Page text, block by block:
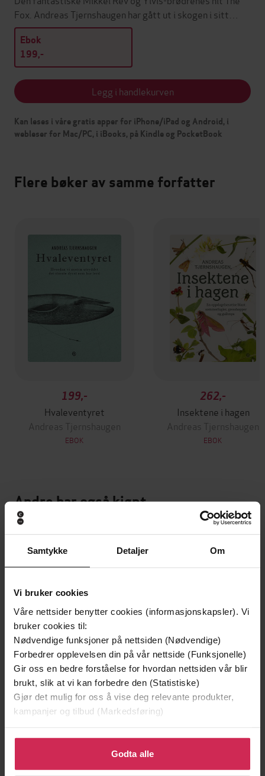
Samtykke Detaljer Om
Vi bruker cookies
Våre nettsider benytter cookies (informasjonskapsler). Vi
bruker cookies til:
Nødvendige funksjoner på nettsiden (Nødvendige)
Forbedrer opplevelsen din på vår nettside (Funksjonelle)
Gir oss en bedre forståelse for hvordan nettsiden vår blir
brukt, slik at vi kan forbedre den (Statistiske)
Gjør det mulig for oss å vise deg relevante produkter,
kampanjer og tilbud (Markedsføring)
Klikk på «Godta alle» for å gi oss ditt samtykke til å
bruke cookies for alle disse formålene. Du kan også
tilpasse ditt samtykke til spesifikke formål ved å klikke
Godta alle
Fox. Andreas Tjernshaugen har gått ut i skogen i sitt…
Ebok
199,-
Legg i handlekurven
Kan leses i våre gratis apper for iPhone/iPad og Android, i
webleser for Mac/PC, i iBooks, på Kindle og PocketBook
Flere bøker av samme forfatter
199,-
Hvaleventyret
Andreas Tjernshaugen
EBOK
262,-
Insektene i hagen
Andreas Tjernshaugen
EBOK
Andre har også kjøpt
249,-